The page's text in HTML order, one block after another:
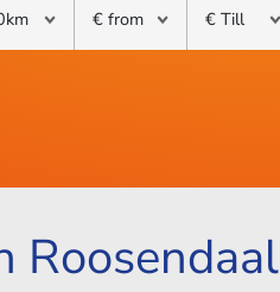
Roosendaal